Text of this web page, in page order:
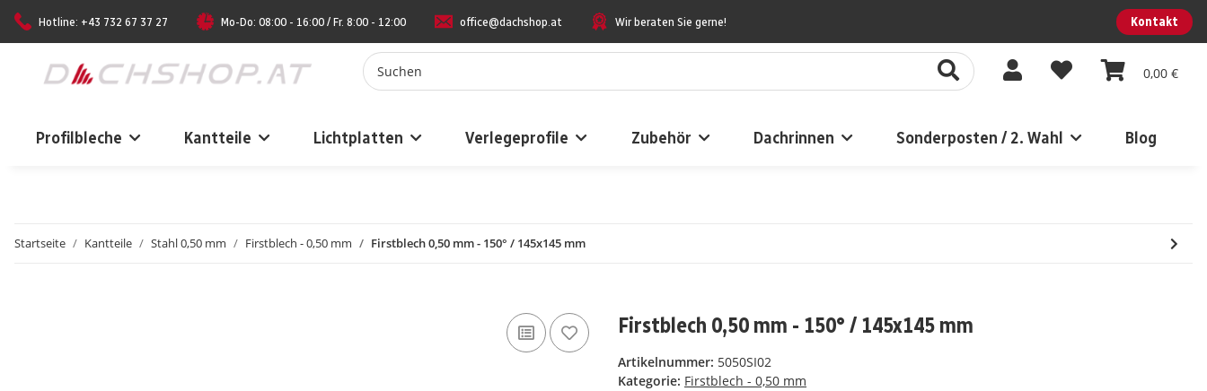
Hotline: +43 732 67 37 27 Mo-Do: 08:00 - 16:00 / Fr. 8:00 - 12:00 office@dachshop.at Wir beraten Sie gerne! Kontakt
0,00 €
Profilbleche Kantteile Lichtplatten Verlegeprofile Zubehör Dachrinnen Sonderposten / 2. Wahl Blog
Startseite Kantteile Stahl 0,50 mm Firstblech - 0,50 mm Firstblech 0,50 mm - 150° / 145x145 mm
Firstblech 0,50 mm - 150° / 145x145 mm
Artikelnummer: 5050SI02
Kategorie: Firstblech - 0,50 mm